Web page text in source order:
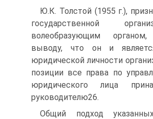
Ю.К. Толстой (1955 г.),
государственной
волеобразующим
выводу, что он и
юридической личности
позиции все права по
юридического лица
руководителю26.
Общий подход